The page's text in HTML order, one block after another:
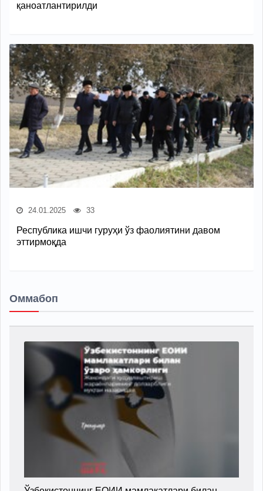
қаноатлантирилди
24.01.2025 33
Республика ишчи гуруҳи ўз фаолиятини давом
эттирмоқда
Оммабоп